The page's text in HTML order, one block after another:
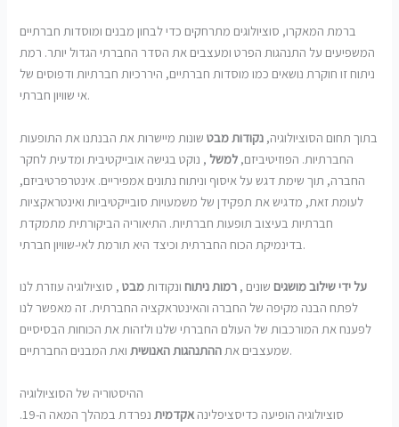
ברמת המאקרו, סוציולוגים מתרחקים כדי לבחון מבנים ומוסדות חברתיים
המשפיעים על התנהגות הפרט ומעצבים את הסדר החברתי הגדול יותר. רמת
ניתוח זו חוקרת נושאים כמו מוסדות חברתיים, היררכיות חברתיות ודפוסים של
אי שוויון חברתי.
בתוך תחום הסוציולוגיה, נקודות מבטשונות מיישרות את הבנתנו את התופעות
החברתיות. הפוזיטיביזם, למשל , נוקט בגישה אובייקטיבית ומדעית לחקר
החברה, תוך שימת דגש על איסוף וניתוח נתונים אמפיריים. אינטרפרטיביזם,
לעומת זאת, מדגיש את תפקידן של משמעויות סובייקטיביות ואינטראקציות
חברתיות בעיצוב תופעות חברתיות. התיאוריה הביקורתית מתמקדת
בדינמיקת הכוח החברתית וכיצד היא תורמת לאי-שוויון חברתי.
על ידי שילוב מושגים שונים , רמות ניתוחונקודותמבט, סוציולוגיה עוזרת לנו
לפתח הבנה מקיפה של החברה והאינטראקציה החברתית. זה מאפשר לנו
לפענח את המורכבות של העולם החברתי שלנו ולזהות את הכוחות הבסיסיים
שמעצבים אתההתנהגות האנושית ואת המבנים החברתיים.
ההיסטוריה של הסוציולוגיה
סוציולוגיה הופיעה כדיסציפלינה אקדמית
נפרדת במהלך המאה ה-19.